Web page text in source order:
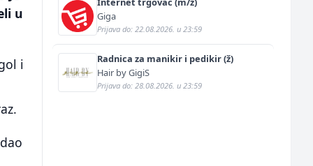
u
i
Giga
Prijava do: 22.08.2026. u 23:59
Radnica za manikir i pedikir (ž)
Hair by GigiS
Prijava do: 28.08.2026. u 23:59